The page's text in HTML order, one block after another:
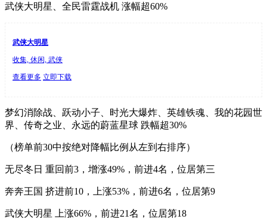
武侠大明星、全民雷霆战机 涨幅超60%
武侠大明星
收集, 休闲, 武侠
查看更多 立即下载
梦幻消除战、跃动小子、时光大爆炸、英雄铁魂、我的花园世
界、传奇之业、永远的蔚蓝星球 跌幅超30%
（榜单前30中按绝对降幅比例从左到右排序）
无尽冬日 重回前3，增涨49%，前进4名，位居第三
奔奔王国 挤进前10，上涨53%，前进6名，位居第9
武侠大明星 上涨66%，前进21名，位居第18